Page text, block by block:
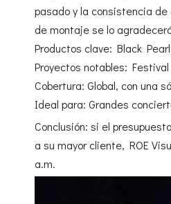
pasado y la consistencia
de montaje se lo
Productos clave: Black
Proyectos notables:
Cobertura: Global, con una
Ideal para: Grandes
Conclusión: si el
a su mayor cliente, ROE
a.m.